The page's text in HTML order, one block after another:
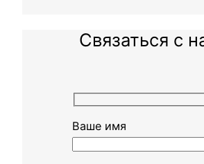
Связаться с
Ваше имя